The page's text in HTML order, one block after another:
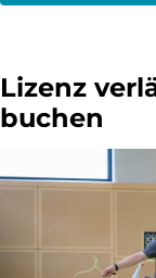
Lizenz
buchen